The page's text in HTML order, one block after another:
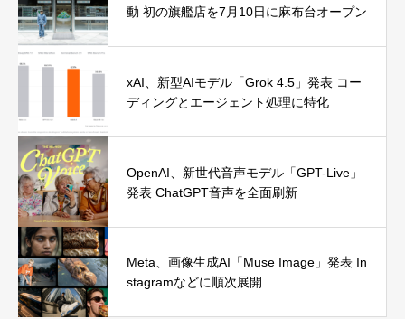
動 初の旗艦店を7月10日に麻布台オープン
xAI、新型AIモデル「Grok 4.5」発表 コー
ディングとエージェント処理に特化
OpenAI、新世代音声モデル「GPT-Live」
発表 ChatGPT音声を全面刷新
Meta、画像生成AI「Muse Image」発表 In
stagramなどに順次展開